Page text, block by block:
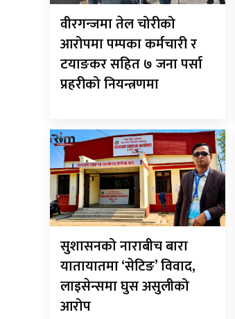
वीरगन्जमा तेल चोरीको
आरोपमा पम्पका कर्मचारी र
टयाङकर सहित ७ जना पर्सा
प्रहरीको नियन्त्रणमा
सुशासनको नाराबीच बारा
यातायातमा ‘सेटिङ’ विवाद,
लाइसेन्समा घुस असुलीको
आरोप